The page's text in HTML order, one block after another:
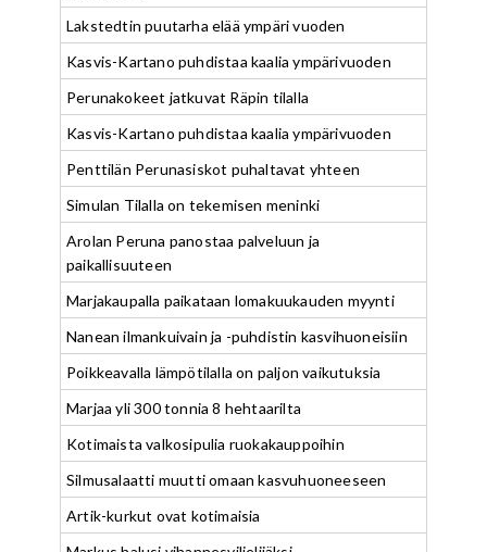
Lakstedtin puutarha elää ympäri vuoden
Kasvis-Kartano puhdistaa kaalia ympärivuoden
Perunakokeet jatkuvat Räpin tilalla
Kasvis-Kartano puhdistaa kaalia ympärivuoden
Penttilän Perunasiskot puhaltavat yhteen
Simulan Tilalla on tekemisen meninki
Arolan Peruna panostaa palveluun ja
paikallisuuteen
Marjakaupalla paikataan lomakuukauden myynti
Nanean ilmankuivain ja -puhdistin kasvihuoneisiin
Poikkeavalla lämpötilalla on paljon vaikutuksia
Marjaa yli 300 tonnia 8 hehtaarilta
Kotimaista valkosipulia ruokakauppoihin
Silmusalaatti muutti omaan kasvuhuoneeseen
Artik-kurkut ovat kotimaisia